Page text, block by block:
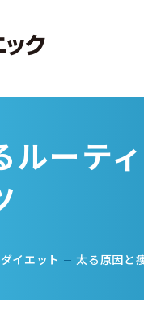
ルーテ
イエット 太る原因と